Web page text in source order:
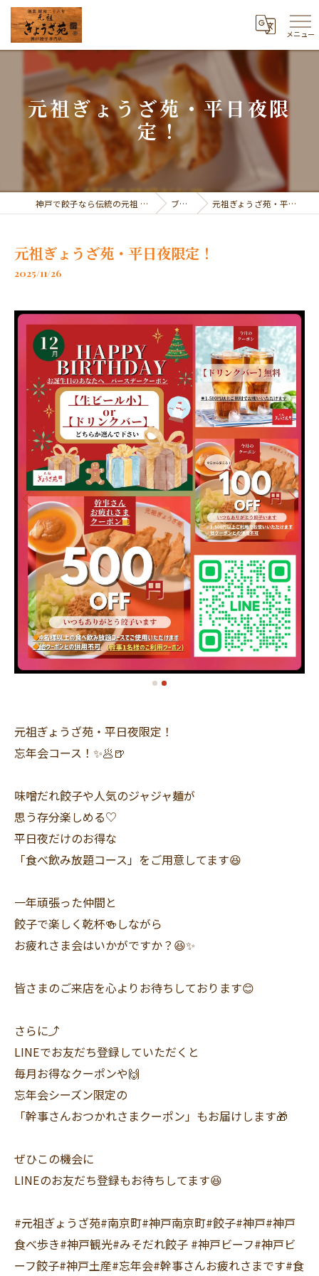
メニュー
元祖ぎょうざ苑・平日夜限
定！
神戸で餃子なら伝統の元祖 ぎょうざ苑 ブログ 元祖ぎょうざ苑・平日夜限定！
元祖ぎょうざ苑・平日夜限定！
2025/11/26
元祖ぎょうざ苑・平日夜限定！
忘年会コース！✨🥟🍺
味噌だれ餃子や人気のジャジャ麺が
思う存分楽しめる♡
平日夜だけのお得な
「食べ飲み放題コース」をご用意してます😆
一年頑張った仲間と
餃子で楽しく乾杯🍻しながら
お疲れさま会はいかがですか？😆✨
皆さまのご来店を心よりお待ちしております😊
さらに⤴️
LINEでお友だち登録していただくと
毎月お得なクーポンや🙌
忘年会シーズン限定の
「幹事さんおつかれさまクーポン」もお届けします🎁
ぜひこの機会に
LINEのお友だち登録もお待ちしてます😆
#元祖ぎょうざ苑#南京町#神戸南京町#餃子#神戸#神戸
食べ歩き#神戸観光#みそだれ餃子 #神戸ビーフ#神戸ビ
ーフ餃子#神戸土産#忘年会#幹事さんお疲れさまです#食